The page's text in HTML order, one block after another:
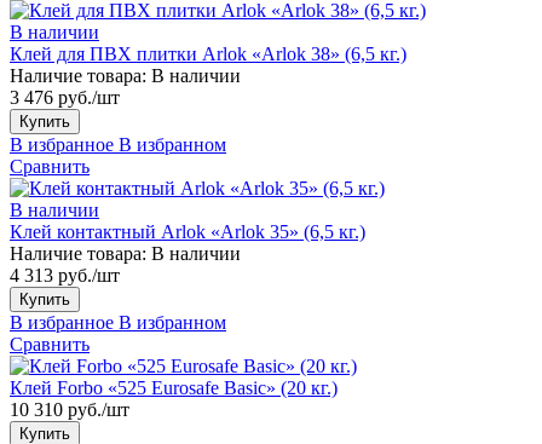
В наличии
Клей для ПВХ плитки Arlok «Arlok 38» (6,5 кг.)
Наличие товара: В наличии
3 476 руб./шт
Купить
В избранное В избранном
Сравнить
В наличии
Клей контактный Arlok «Arlok 35» (6,5 кг.)
Наличие товара: В наличии
4 313 руб./шт
Купить
В избранное В избранном
Сравнить
Клей Forbo «525 Eurosafe Basic» (20 кг.)
10 310 руб./шт
Купить